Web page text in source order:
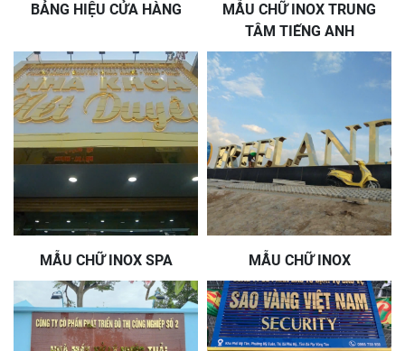
BẢNG HIỆU CỬA HÀNG
MẪU CHỮ INOX TRUNG
TÂM TIẾNG ANH
MẪU CHỮ INOX SPA MẪU CHỮ INOX